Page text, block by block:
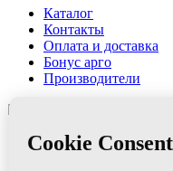
Каталог
Контакты
Оплата и доставка
Бонус арго
Производители
Категории
AD MEDICINE LLC